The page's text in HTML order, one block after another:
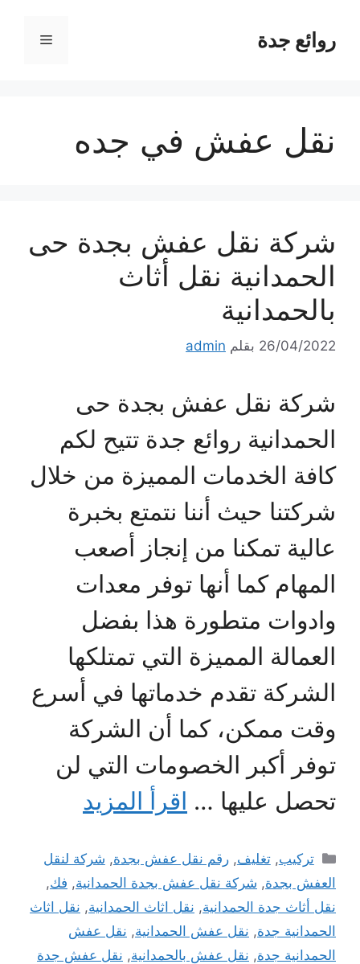
المحتوىروائع جدة القائمة
نقل عفش في جده
شركة نقل عفش بجدة حى
الحمدانية نقل أثاث
بالحمدانية
26/04/2022 بقلم admin
شركة نقل عفش بجدة حى
الحمدانية روائع جدة تتيح لكم
كافة الخدمات المميزة من خلال
شركتنا حيث أننا نتمتع بخبرة
عالية تمكنا من إنجاز أصعب
المهام كما أنها توفر معدات
وادوات متطورة هذا بفضل
العمالة المميزة التي تمتلكها
الشركة تقدم خدماتها في أسرع
وقت ممكن، كما أن الشركة
توفر أكبر الخصومات التي لن
تحصل عليها … اقرأ المزيد
التصنيفات
تركيب,تغليف,رقم نقل عفش بجدة, شركة لنقل
العفش بجدة, شركة نقل عفش بجدة الحمدانية, فك,
نقل أثاث جدة الحمدانية, نقل اثاث الحمدانية, نقل اثاث
الحمدانية جدة, نقل عفش الحمدانية, نقل عفش
الحمدانية جدة, نقل عفش بالحمدانية, نقل عفش جدة